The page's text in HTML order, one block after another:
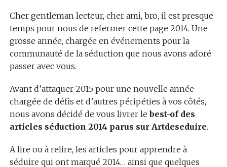
Cher gentleman lecteur, cher ami, bro, il est presque
temps pour nous de refermer cette page 2014. Une
grosse année, chargée en événements pour la
communauté de la séduction que nous avons adoré
passer avec vous.
Avant d’attaquer 2015 pour une nouvelle année
chargée de défis et d’autres péripéties à vos côtés,
nous avons décidé de vous livrer lebest-of des
articles séduction 2014 parus sur Artdeseduire.
A lire ou à relire, les articles pour apprendre à
séduire qui ont marqué 2014… ainsi que quelques